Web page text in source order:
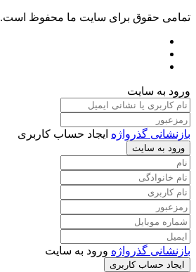
تمامی حقوق برای سایت ما محفوظ است.
ورود به سایت
بازنشانی گذرواژه ایجاد حساب کاربری
ورود به سایت
بازنشانی گذرواژه ورود به سایت
ایجاد حساب کاربری